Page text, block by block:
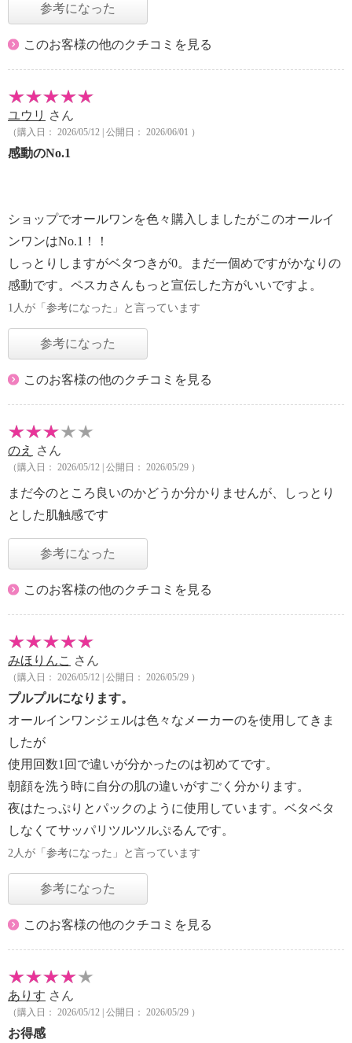
参考になった
このお客様の他のクチコミを見る
ユウリ さん
（購入日： 2026/05/12 | 公開日： 2026/06/01 ）
感動のNo.1
ショップでオールワンを色々購入しましたがこのオールイ
ンワンはNo.1！！
しっとりしますがベタつきが0。まだ一個めですがかなりの
感動です。ペスカさんもっと宣伝した方がいいですよ。
1人が「参考になった」と言っています
参考になった
このお客様の他のクチコミを見る
のえ さん
（購入日： 2026/05/12 | 公開日： 2026/05/29 ）
まだ今のところ良いのかどうか分かりませんが、しっとり
とした肌触感です
参考になった
このお客様の他のクチコミを見る
みほりんこ さん
（購入日： 2026/05/12 | 公開日： 2026/05/29 ）
プルプルになります。
オールインワンジェルは色々なメーカーのを使用してきま
したが
使用回数1回で違いが分かったのは初めてです。
朝顔を洗う時に自分の肌の違いがすごく分かります。
夜はたっぷりとパックのように使用しています。ベタベタ
しなくてサッパリツルツルぷるんです。
2人が「参考になった」と言っています
参考になった
このお客様の他のクチコミを見る
ありす さん
（購入日： 2026/05/12 | 公開日： 2026/05/29 ）
お得感